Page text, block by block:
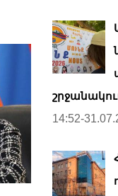
14:52-